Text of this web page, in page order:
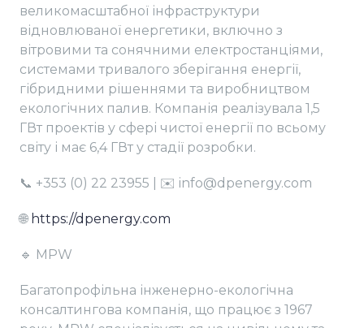
великомасштабної інфраструктури
відновлюваної енергетики, включно з
вітровими та сонячними електростанціями,
системами тривалого зберігання енергії,
гібридними рішеннями та виробництвом
екологічних палив. Компанія реалізувала 1,5
ГВт проектів у сфері чистої енергії по всьому
світу і має 6,4 ГВт у стадії розробки.
📞 +353 (0) 22 23955 | ✉️ info@dpenergy.com
🌐 https://dpenergy.com
🔹 MPW
Багатопрофільна інженерно-екологічна
консалтингова компанія, що працює з 1967